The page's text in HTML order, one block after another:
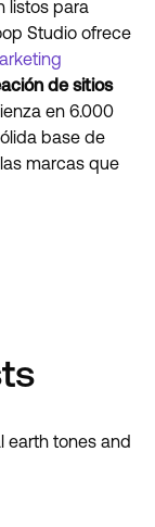
listos para
Studio ofrece
de sitios
en 6.000
base de
marcas que